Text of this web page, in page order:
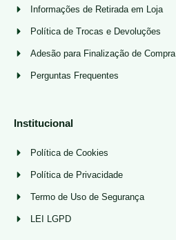
Informações de Retirada em Loja
Política de Trocas e Devoluções
Adesão para Finalização de Compra
Perguntas Frequentes
Institucional
Política de Cookies
Política de Privacidade
Termo de Uso de Segurança
LEI LGPD